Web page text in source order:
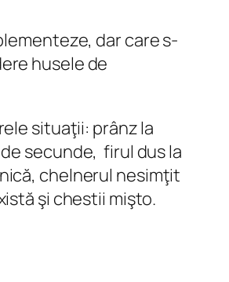
dar care s-
husele de
situaţii: prânz la
secunde, firul dus la
chelnerul nesimţit
şi chestii mişto.